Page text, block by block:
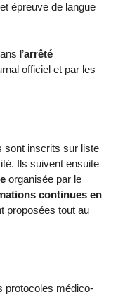
épreuve de langue
l’arrêté
officiel et par les
sont inscrits sur liste
Ils suivent ensuite
organisée par le
continues en
proposées tout au
protocoles médico-